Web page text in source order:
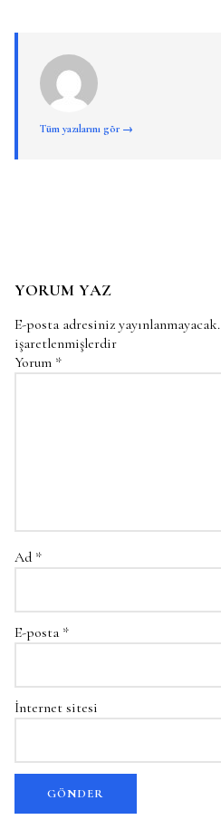
Tüm yazılarını gör →
YORUM YAZ
E-posta adresiniz yayınlanmayacak.
işaretlenmişlerdir
Yorum *
Ad *
E-posta *
İnternet sitesi